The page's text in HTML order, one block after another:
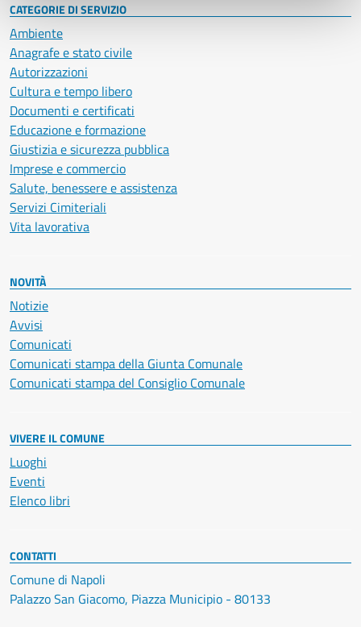
CATEGORIE DI SERVIZIO
Ambiente
Anagrafe e stato civile
Autorizzazioni
Cultura e tempo libero
Documenti e certificati
Educazione e formazione
Giustizia e sicurezza pubblica
Imprese e commercio
Salute, benessere e assistenza
Servizi Cimiteriali
Vita lavorativa
NOVITÀ
Notizie
Avvisi
Comunicati
Comunicati stampa della Giunta Comunale
Comunicati stampa del Consiglio Comunale
VIVERE IL COMUNE
Luoghi
Eventi
Elenco libri
CONTATTI
Comune di Napoli
Palazzo San Giacomo, Piazza Municipio - 80133